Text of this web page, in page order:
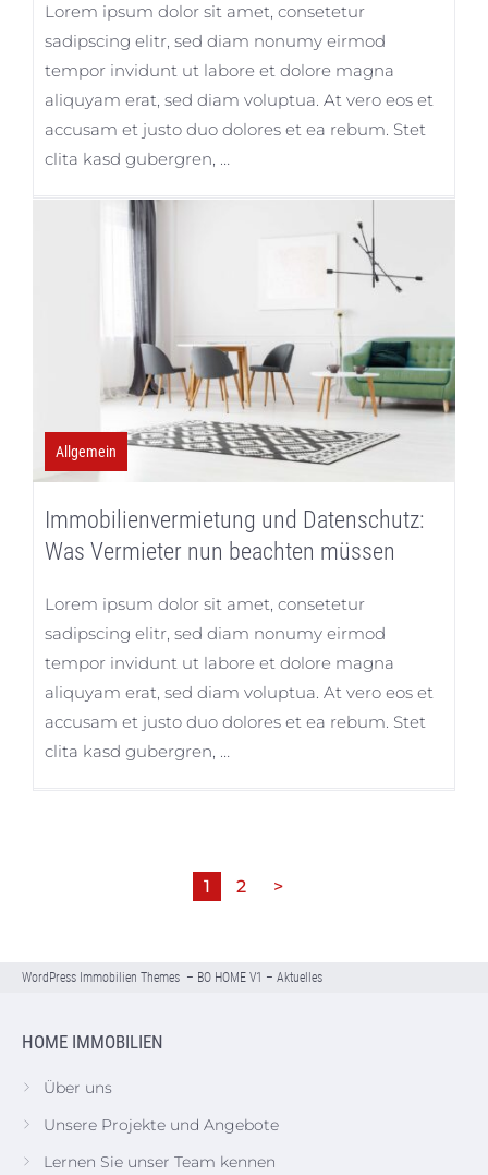
Lorem ipsum dolor sit amet, consetetur
sadipscing elitr, sed diam nonumy eirmod
tempor invidunt ut labore et dolore magna
aliquyam erat, sed diam voluptua. At vero eos et
accusam et justo duo dolores et ea rebum. Stet
clita kasd gubergren, …
Allgemein
Immobilienvermietung und Datenschutz:
Was Vermieter nun beachten müssen
Lorem ipsum dolor sit amet, consetetur
sadipscing elitr, sed diam nonumy eirmod
tempor invidunt ut labore et dolore magna
aliquyam erat, sed diam voluptua. At vero eos et
accusam et justo duo dolores et ea rebum. Stet
clita kasd gubergren, …
1 2 >
WordPress Immobilien Themes – BO HOME V1 – Aktuelles
HOME IMMOBILIEN
Über uns
Unsere Projekte und Angebote
Lernen Sie unser Team kennen